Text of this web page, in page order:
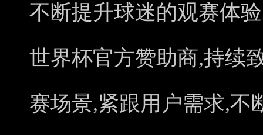
不断提升球迷的观赛体
世界杯官方赞助商,持续
赛场景,紧跟用户需求,不